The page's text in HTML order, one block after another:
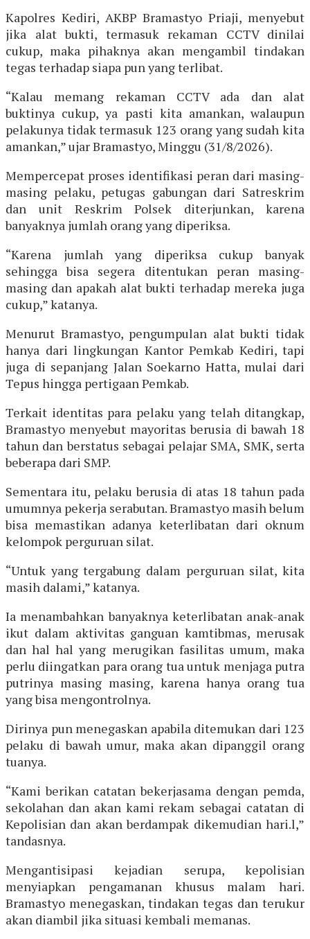
Kapolres Kediri, AKBP Bramastyo Priaji, menyebut
jika alat bukti, termasuk rekaman CCTV dinilai
cukup, maka pihaknya akan mengambil tindakan
tegas terhadap siapa pun yang terlibat.
“Kalau memang rekaman CCTV ada dan alat
buktinya cukup, ya pasti kita amankan, walaupun
pelakunya tidak termasuk 123 orang yang sudah kita
amankan,” ujar Bramastyo, Minggu (31/8/2026).
Mempercepat proses identifikasi peran dari masing-
masing pelaku, petugas gabungan dari Satreskrim
dan unit Reskrim Polsek diterjunkan, karena
banyaknya jumlah orang yang diperiksa.
“Karena jumlah yang diperiksa cukup banyak
sehingga bisa segera ditentukan peran masing-
masing dan apakah alat bukti terhadap mereka juga
cukup,” katanya.
Menurut Bramastyo, pengumpulan alat bukti tidak
hanya dari lingkungan Kantor Pemkab Kediri, tapi
juga di sepanjang Jalan Soekarno Hatta, mulai dari
Tepus hingga pertigaan Pemkab.
Terkait identitas para pelaku yang telah ditangkap,
Bramastyo menyebut mayoritas berusia di bawah 18
tahun dan berstatus sebagai pelajar SMA, SMK, serta
beberapa dari SMP.
Sementara itu, pelaku berusia di atas 18 tahun pada
umumnya pekerja serabutan. Bramastyo masih belum
bisa memastikan adanya keterlibatan dari oknum
kelompok perguruan silat.
“Untuk yang tergabung dalam perguruan silat, kita
masih dalami,” katanya.
Ia menambahkan banyaknya keterlibatan anak-anak
ikut dalam aktivitas ganguan kamtibmas, merusak
dan hal hal yang merugikan fasilitas umum, maka
perlu diingatkan para orang tua untuk menjaga putra
putrinya masing masing, karena hanya orang tua
yang bisa mengontrolnya.
Dirinya pun menegaskan apabila ditemukan dari 123
pelaku di bawah umur, maka akan dipanggil orang
tuanya.
“Kami berikan catatan bekerjasama dengan pemda,
sekolahan dan akan kami rekam sebagai catatan di
Kepolisian dan akan berdampak dikemudian hari.l,”
tandasnya.
Mengantisipasi kejadian serupa, kepolisian
menyiapkan pengamanan khusus malam hari.
Bramastyo menegaskan, tindakan tegas dan terukur
akan diambil jika situasi kembali memanas.